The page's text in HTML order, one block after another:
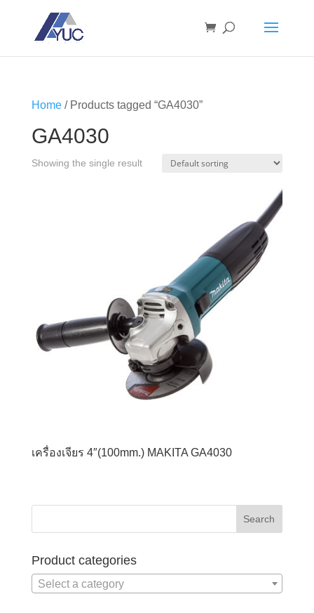
Home/ Products tagged “GA4030”
GA4030
Showing the single result
เครื่องเจียร 4″(100mm.) MAKITA GA4030
Product categories
Select a category